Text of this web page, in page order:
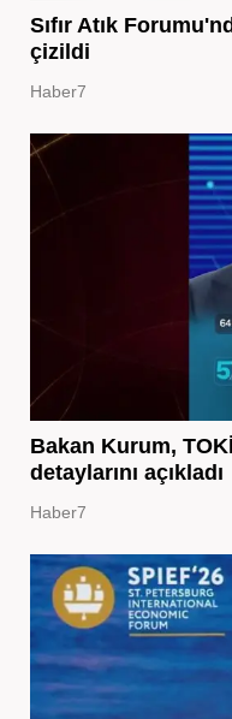
Sıfır Atık
çizildi
Haber7
Bakan Kurum,
detaylarını açıkladı
Haber7